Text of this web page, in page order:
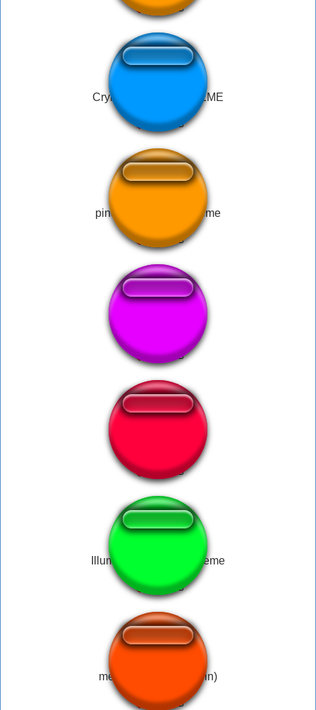
Crying Black Dude MEME
pinoy oh no krinds meme
Illuminati Confirmed Meme
meme violin (sad violin)